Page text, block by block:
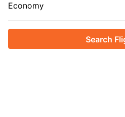
Economy